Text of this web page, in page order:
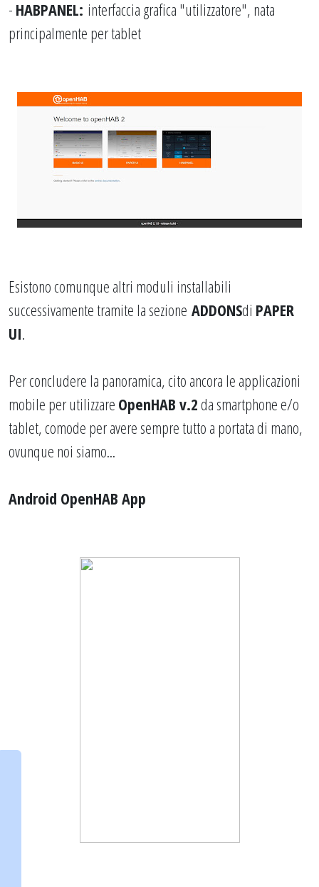
- HABPANEL: interfaccia grafica "utilizzatore", nata
principalmente per tablet
Esistono comunque altri moduli installabili
successivamente tramite la sezione ADDONSdi PAPER
UI.
Per concludere la panoramica, cito ancora le applicazioni
mobile per utilizzare OpenHAB v.2da smartphone e/o
tablet, comode per avere sempre tutto a portata di mano,
ovunque noi siamo...
Android OpenHAB App